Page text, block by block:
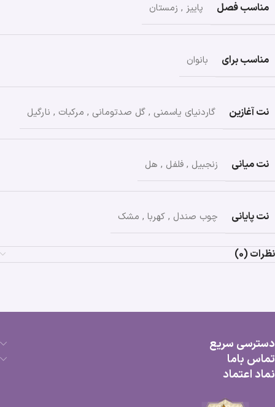
مناسب فصل پاییز , زمستان
مناسب برای بانوان
نت آغازین گاردنیای یاسمنی , گل صدتومانی , مرکبات , نارگیل
نت میانی زنجبیل , فلفل , هل
نت پایانی چوب صندل , کهربا , مشک
نظرات (0)
دسترسی سریع
تماس باما
نماد اعتماد